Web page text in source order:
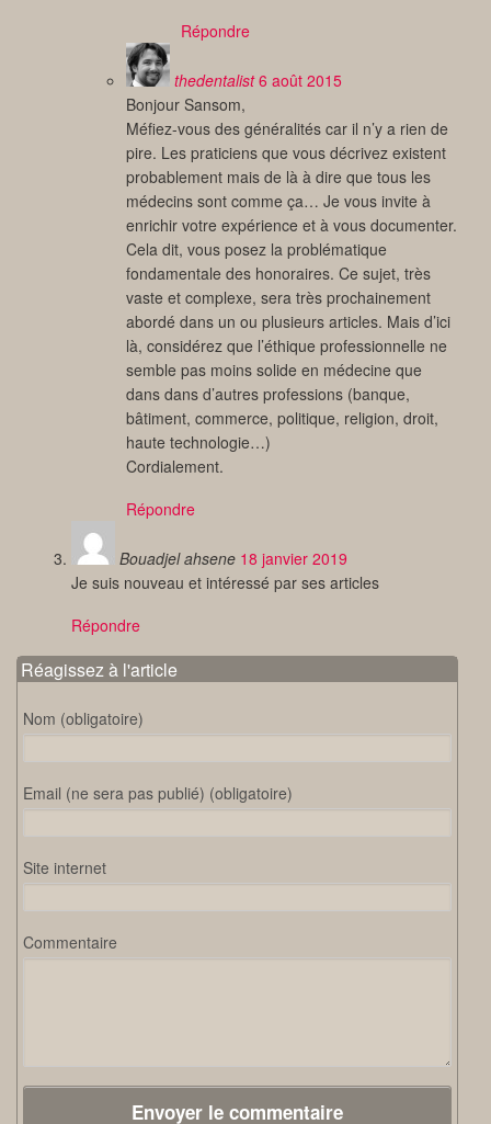
Répondre
thedentalist 6 août 2015
Bonjour Sansom,
Méfiez-vous des généralités car il n’y a rien de
pire. Les praticiens que vous décrivez existent
probablement mais de là à dire que tous les
médecins sont comme ça… Je vous invite à
enrichir votre expérience et à vous documenter.
Cela dit, vous posez la problématique
fondamentale des honoraires. Ce sujet, très
vaste et complexe, sera très prochainement
abordé dans un ou plusieurs articles. Mais d’ici
là, considérez que l’éthique professionnelle ne
semble pas moins solide en médecine que
dans dans d’autres professions (banque,
bâtiment, commerce, politique, religion, droit,
haute technologie…)
Cordialement.
Répondre
Bouadjel ahsene 18 janvier 2019
Je suis nouveau et intéressé par ses articles
Répondre
Réagissez à l'article
Nom (obligatoire)
Email (ne sera pas publié) (obligatoire)
Site internet
Commentaire